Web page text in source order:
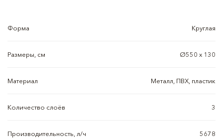
Форма Круглая
Размеры, см Ø550 x 130
Материал Металл, ПВХ, пластик
Количество слоёв 3
Производительность, л/ч 5678